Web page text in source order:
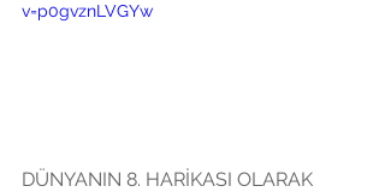
v=p0gvznLVGYw
DÜNYANIN 8. HARİKASI OLARAK